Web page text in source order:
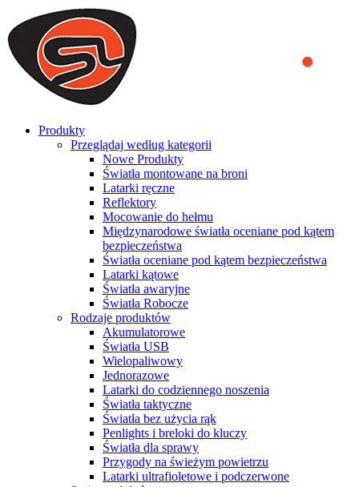
We use cookies to ensure that we provide you the best experience
on our website. By continuing to browse this website, you accept
that cookies are used to help us analyze how the website is used and
to offer you a better experience. To learn more or to find out how
you can disable cookies, you can access our
Produkty
Przeglądaj według kategorii
Nowe Produkty
Światła montowane na broni
Latarki ręczne
Reflektory
Mocowanie do hełmu
Międzynarodowe światła oceniane pod kątem
bezpieczeństwa
Światła oceniane pod kątem bezpieczeństwa
Latarki kątowe
Światła awaryjne
Światła Robocze
Rodzaje produktów
Akumulatorowe
Światła USB
Wielopaliwowy
Jednorazowe
Latarki do codziennego noszenia
Światła taktyczne
Światła bez użycia rąk
Penlights i breloki do kluczy
Światła dla sprawy
Przygody na świeżym powietrzu
Latarki ultrafioletowe i podczerwone